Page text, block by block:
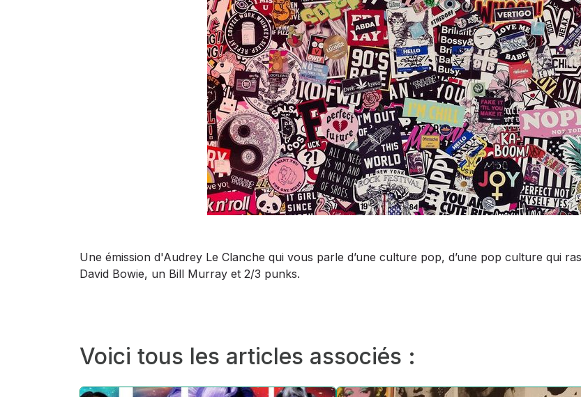
Une émission d'Audrey Le Clanche qui vous parle d’une culture pop, d’une pop culture qui
David Bowie, un Bill Murray et 2/3 punks.
Voici tous les articles associés :